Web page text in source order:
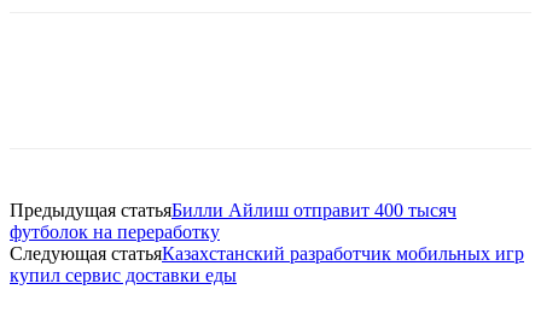
Предыдущая статьяБилли Айлиш отправит 400 тысяч
футболок на переработку
Следующая статьяКазахстанский разработчик мобильных игр
купил сервис доставки еды